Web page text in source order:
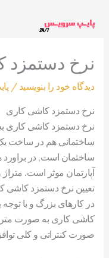
نرخ دستمزد
دیدگاه‌ خود را بنویسید /
نرخ دستمزد کاشی کاری
نرخ دستمزد کاشی کاری به
ساختمانی هم در ساخت
ساختمان است, در براورد
آپارتمان موثر است.
تعیین نرخ دستمزد
در کارهای بزرگ و با
کاشی کاری به صورت
صورت کنتراتی و کلی